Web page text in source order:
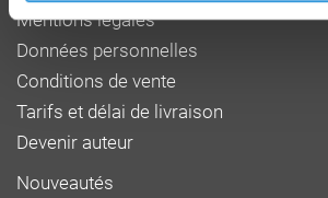
Mentions légales
Données personnelles
Conditions de vente
Tarifs et délai de livraison
Devenir auteur
Nouveautés